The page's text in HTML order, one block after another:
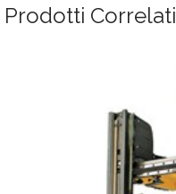
Prodotti Correlati